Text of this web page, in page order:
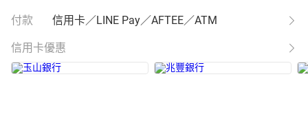
付款 信用卡／LINE Pay／AFTEE／ATM
信用卡優惠